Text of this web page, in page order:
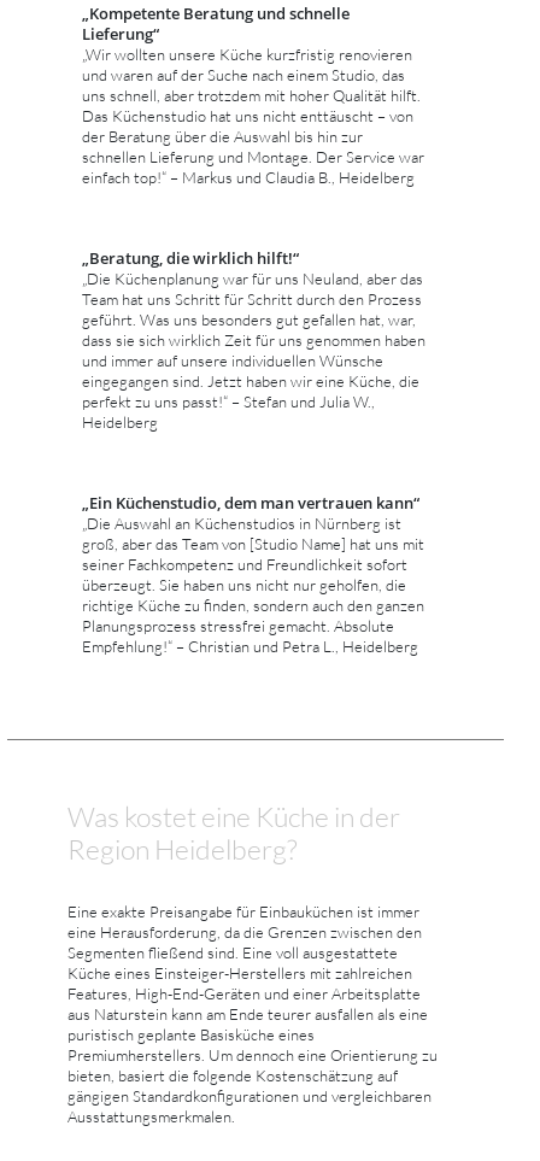
„Kompetente Beratung und schnelle
Lieferung“
„Wir wollten unsere Küche kurzfristig renovieren
und waren auf der Suche nach einem Studio, das
uns schnell, aber trotzdem mit hoher Qualität hilft.
Das Küchenstudio hat uns nicht enttäuscht – von
der Beratung über die Auswahl bis hin zur
schnellen Lieferung und Montage. Der Service war
einfach top!“ – Markus und Claudia B., Heidelberg
„Beratung, die wirklich hilft!“
„Die Küchenplanung war für uns Neuland, aber das
Team hat uns Schritt für Schritt durch den Prozess
geführt. Was uns besonders gut gefallen hat, war,
dass sie sich wirklich Zeit für uns genommen haben
und immer auf unsere individuellen Wünsche
eingegangen sind. Jetzt haben wir eine Küche, die
perfekt zu uns passt!“ – Stefan und Julia W.,
Heidelberg
„Ein Küchenstudio, dem man vertrauen kann“
„Die Auswahl an Küchenstudios in Nürnberg ist
groß, aber das Team von [Studio Name] hat uns mit
seiner Fachkompetenz und Freundlichkeit sofort
überzeugt. Sie haben uns nicht nur geholfen, die
richtige Küche zu finden, sondern auch den ganzen
Planungsprozess stressfrei gemacht. Absolute
Empfehlung!“ – Christian und Petra L., Heidelberg
Was kostet eine Küche in der
Region Heidelberg?
Eine exakte Preisangabe für Einbauküchen ist immer
eine Herausforderung, da die Grenzen zwischen den
Segmenten fließend sind. Eine voll ausgestattete
Küche eines Einsteiger-Herstellers mit zahlreichen
Features, High-End-Geräten und einer Arbeitsplatte
aus Naturstein kann am Ende teurer ausfallen als eine
puristisch geplante Basisküche eines
Premiumherstellers. Um dennoch eine Orientierung zu
bieten, basiert die folgende Kostenschätzung auf
gängigen Standardkonfigurationen und vergleichbaren
Ausstattungsmerkmalen.